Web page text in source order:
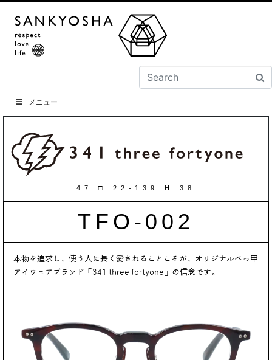
メニュー
47 □ 22-139 H 38
TFO-002
本物を追求し、使う人に長く愛されることこそが、オリジナルべっ甲
アイウェアブランド「341 three fortyone」の信念です。